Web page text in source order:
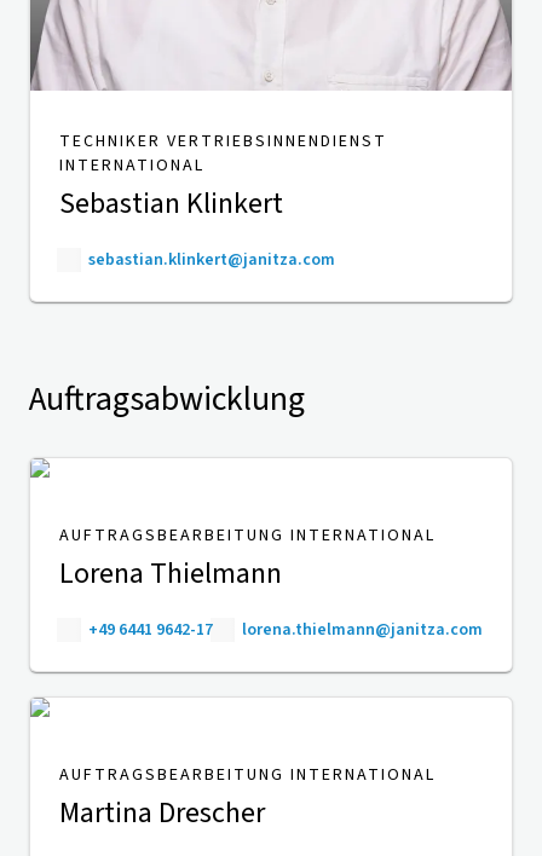
TECHNIKER VERTRIEBSINNENDIENST
INTERNATIONAL
Sebastian Klinkert
sebastian.klinkert@janitza.com
Auftragsabwicklung
AUFTRAGSBEARBEITUNG INTERNATIONAL
Lorena Thielmann
+49 6441 9642-17 lorena.thielmann@janitza.com
AUFTRAGSBEARBEITUNG INTERNATIONAL
Martina Drescher